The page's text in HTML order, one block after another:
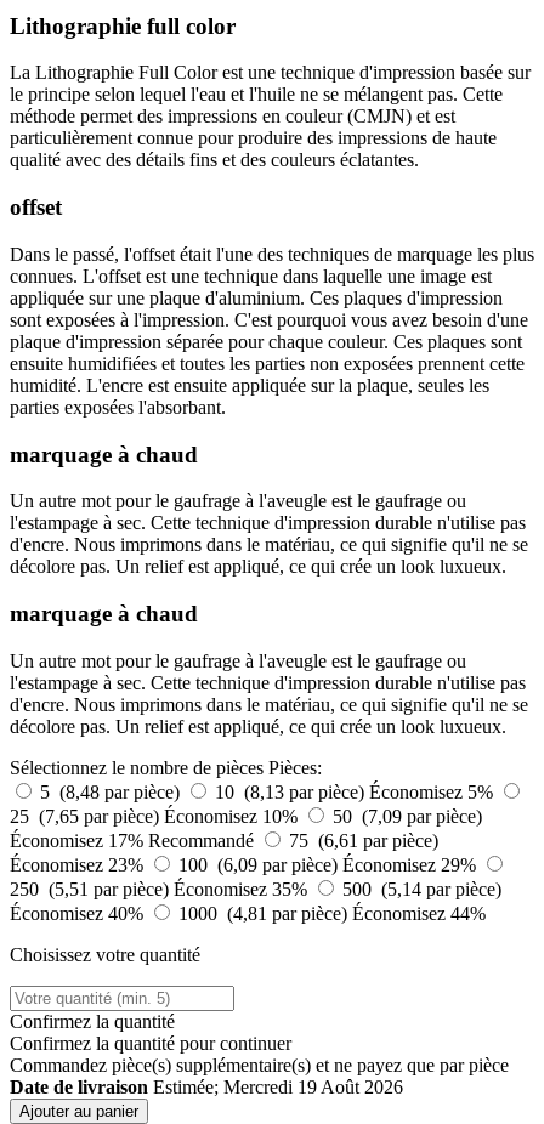
Lithographie full color
La Lithographie Full Color est une technique d'impression basée sur
le principe selon lequel l'eau et l'huile ne se mélangent pas. Cette
méthode permet des impressions en couleur (CMJN) et est
particulièrement connue pour produire des impressions de haute
qualité avec des détails fins et des couleurs éclatantes.
offset
Dans le passé, l'offset était l'une des techniques de marquage les plus
connues. L'offset est une technique dans laquelle une image est
appliquée sur une plaque d'aluminium. Ces plaques d'impression
sont exposées à l'impression. C'est pourquoi vous avez besoin d'une
plaque d'impression séparée pour chaque couleur. Ces plaques sont
ensuite humidifiées et toutes les parties non exposées prennent cette
humidité. L'encre est ensuite appliquée sur la plaque, seules les
parties exposées l'absorbant.
marquage à chaud
Un autre mot pour le gaufrage à l'aveugle est le gaufrage ou
l'estampage à sec. Cette technique d'impression durable n'utilise pas
d'encre. Nous imprimons dans le matériau, ce qui signifie qu'il ne se
décolore pas. Un relief est appliqué, ce qui crée un look luxueux.
marquage à chaud
Un autre mot pour le gaufrage à l'aveugle est le gaufrage ou
l'estampage à sec. Cette technique d'impression durable n'utilise pas
d'encre. Nous imprimons dans le matériau, ce qui signifie qu'il ne se
décolore pas. Un relief est appliqué, ce qui crée un look luxueux.
Sélectionnez le nombre de pièces Pièces:
5 (8,48 par pièce)
10 (8,13 par pièce) Économisez 5%
25 (7,65 par pièce) Économisez 10%
50 (7,09 par pièce)
Économisez 17% Recommandé
75 (6,61 par pièce)
Économisez 23%
100 (6,09 par pièce) Économisez 29%
250 (5,51 par pièce) Économisez 35%
500 (5,14 par pièce)
Économisez 40%
1000 (4,81 par pièce) Économisez 44%
Choisissez votre quantité
Confirmez la quantité
Confirmez la quantité pour continuer
Commandez pièce(s) supplémentaire(s) et ne payez que par pièce
Date de livraison Estimée; Mercredi 19 Août 2026
Ajouter au panier